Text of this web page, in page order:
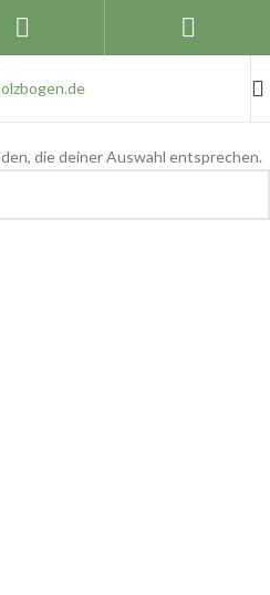
die deiner Auswahl entsprechen.